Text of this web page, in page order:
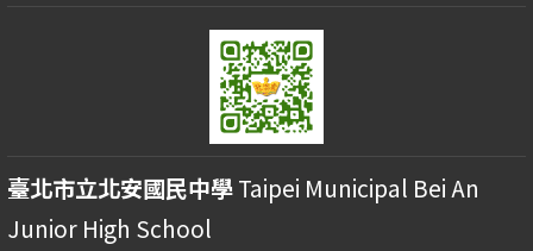
臺北市立北安國民中學Taipei Municipal Bei An
Junior High School